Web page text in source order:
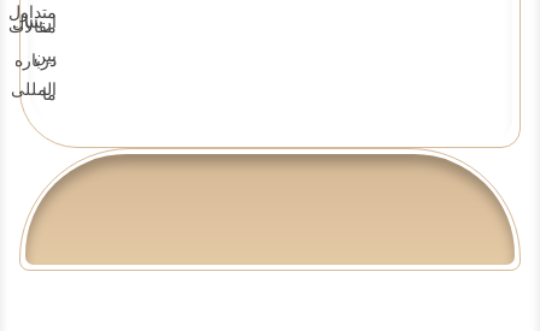
ارسال
بین
المللی
متداول
درباره
ما
مقالات